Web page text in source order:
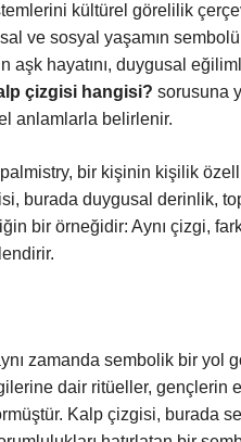
kültürel görelilik
ve sosyal yaşamın sembolü
aşk hayatını, duygusal
çizgisi hangisi? sorusuna
anlamlarla belirlenir.
bir kişinin kişilik
burada duygusal derinlik,
bir örneğidir: Aynı çizgi,
zamanda sembolik bir yol
dair ritüeller, gençlerin
Kalp çizgisi, burada